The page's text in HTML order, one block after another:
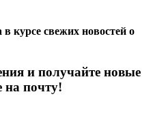
курсе свежих новостей о
и получайте новые
на почту!